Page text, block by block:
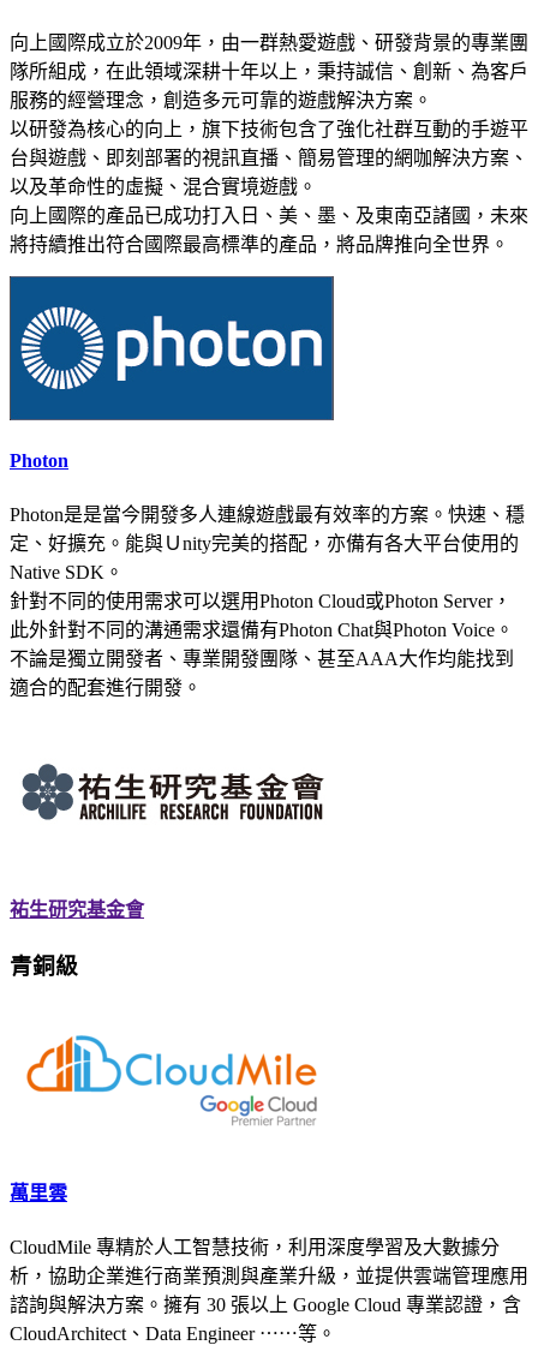
向上國際成立於2009年，由一群熱愛遊戲、研發背景的專業團
隊所組成，在此領域深耕十年以上，秉持誠信、創新、為客戶
服務的經營理念，創造多元可靠的遊戲解決方案。
以研發為核心的向上，旗下技術包含了強化社群互動的手遊平
台與遊戲、即刻部署的視訊直播、簡易管理的網咖解決方案、
以及革命性的虛擬、混合實境遊戲。
向上國際的產品已成功打入日、美、墨、及東南亞諸國，未來
將持續推出符合國際最高標準的產品，將品牌推向全世界。
Photon
Photon是是當今開發多人連線遊戲最有效率的方案。快速、穩
定、好擴充。能與Ｕnity完美的搭配，亦備有各大平台使用的
Native SDK。
針對不同的使用需求可以選用Photon Cloud或Photon Server，
此外針對不同的溝通需求還備有Photon Chat與Photon Voice。
不論是獨立開發者、專業開發團隊、甚至AAA大作均能找到
適合的配套進行開發。
祐生研究基金會
青銅級
萬里雲
CloudMile 專精於人工智慧技術，利用深度學習及大數據分
析，協助企業進行商業預測與產業升級，並提供雲端管理應用
諮詢與解決方案。擁有 30 張以上 Google Cloud 專業認證，含
CloudArchitect、Data Engineer ⋯⋯等。